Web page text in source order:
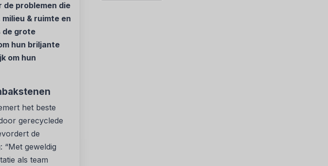
de problemen die
& ruimte en
de grote
hun briljante
om hun
het beste
gerecyclede
de
geweldig
als team